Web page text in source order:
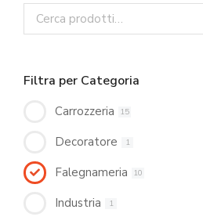
Filtra per Categoria
Carrozzeria 15
Decoratore 1
Falegnameria 10
Industria 1